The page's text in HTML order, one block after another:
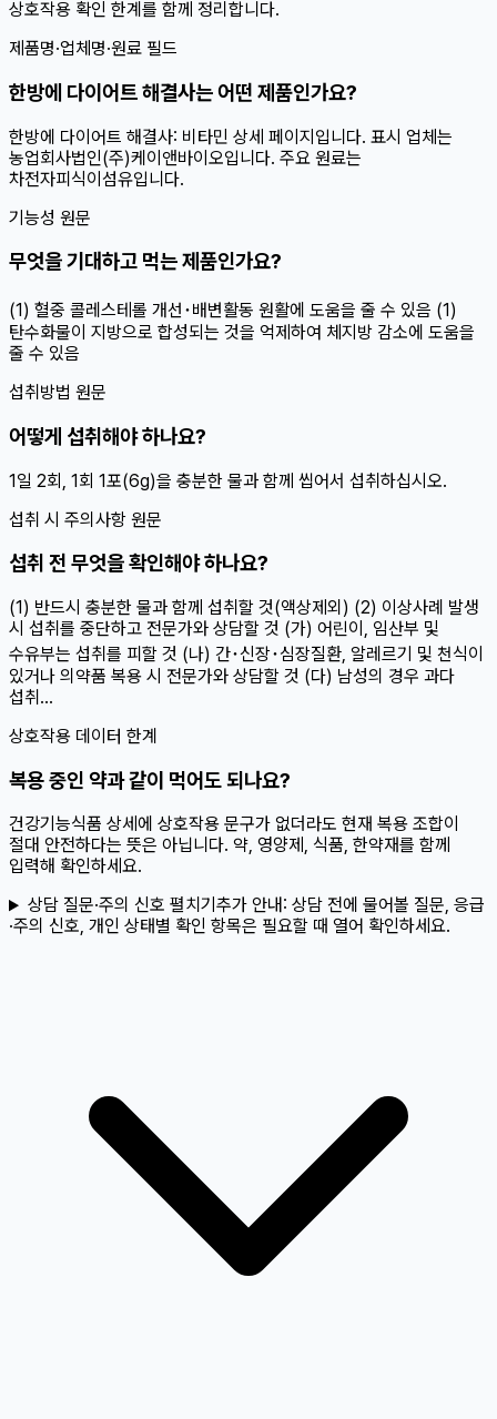
상호작용 확인 한계를 함께 정리합니다.
제품명·업체명·원료 필드
한방에 다이어트 해결사는 어떤 제품인가요?
한방에 다이어트 해결사: 비타민 상세 페이지입니다. 표시 업체는
농업회사법인(주)케이앤바이오입니다. 주요 원료는
차전자피식이섬유입니다.
기능성 원문
무엇을 기대하고 먹는 제품인가요?
(1) 혈중 콜레스테롤 개선･배변활동 원활에 도움을 줄 수 있음 (1)
탄수화물이 지방으로 합성되는 것을 억제하여 체지방 감소에 도움을
줄 수 있음
섭취방법 원문
어떻게 섭취해야 하나요?
1일 2회, 1회 1포(6g)을 충분한 물과 함께 씹어서 섭취하십시오.
섭취 시 주의사항 원문
섭취 전 무엇을 확인해야 하나요?
(1) 반드시 충분한 물과 함께 섭취할 것(액상제외) (2) 이상사례 발생
시 섭취를 중단하고 전문가와 상담할 것 (가) 어린이, 임산부 및
수유부는 섭취를 피할 것 (나) 간･신장･심장질환, 알레르기 및 천식이
있거나 의약품 복용 시 전문가와 상담할 것 (다) 남성의 경우 과다
섭취...
상호작용 데이터 한계
복용 중인 약과 같이 먹어도 되나요?
건강기능식품 상세에 상호작용 문구가 없더라도 현재 복용 조합이
절대 안전하다는 뜻은 아닙니다. 약, 영양제, 식품, 한약재를 함께
입력해 확인하세요.
상담 질문·주의 신호 펼치기 추가 안내: 상담 전에 물어볼 질문, 응급
·주의 신호, 개인 상태별 확인 항목은 필요할 때 열어 확인하세요.